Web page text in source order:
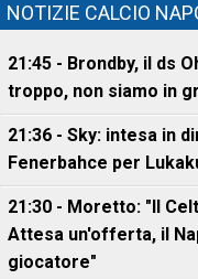
NOTIZIE CALCIO
21:45 - Brondby, il ds
troppo, non siamo in
21:36 - Sky: intesa in
Fenerbahce per
21:30 - Moretto: "Il
Attesa un'offerta, il
giocatore"